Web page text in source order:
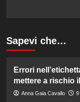
Sapevi che…
Errori
mettere a rischio
Anna Gaia Cavallo 9